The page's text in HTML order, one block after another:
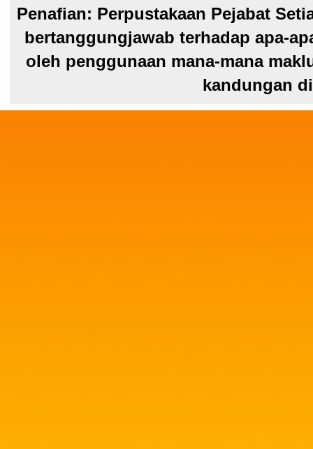
Penafian: Perpustakaan Pejabat
bertanggungjawab terhadap apa-
oleh penggunaan mana-mana
kandungan